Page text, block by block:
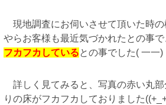
現地調査にお伺いさせて頂いた時の
やらお客様も最近気づかれたとの事で
フカフカしているとの事でした( 一一)
詳しく見てみると、写真の赤い丸部
りの床がフカフカしておりました